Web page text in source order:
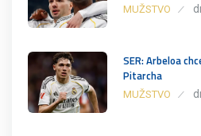
MUŽSTVO
SER: Arbeloa
Pitarcha
MUŽSTVO